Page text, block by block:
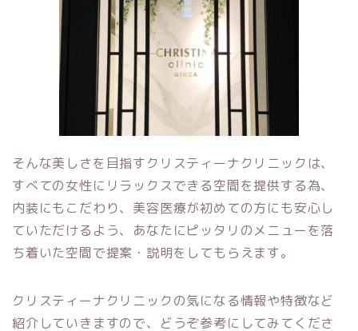
そんな美しさを目指すクリスティーナクリニックは、
すべての女性にリラックスできる空間を提供する為、
内装にもこだわり、美容医療が初めての方にも安心し
ていただけるよう、あなたにピッタリのメニューを落
ち着いた空間で提案・説明をしてもらえます。
クリスティーナクリニックの気になる情報や特徴など
紹介していきますので、どうぞ参考にしてみてくださ